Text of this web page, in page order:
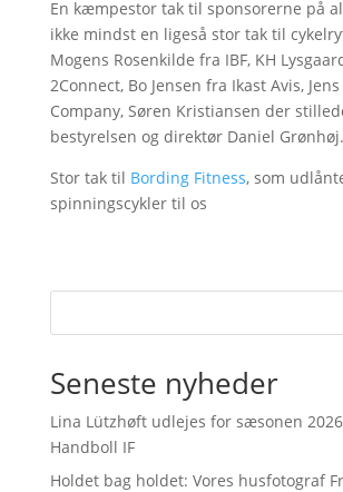
En kæmpestor tak til sponsorerne på
ikke mindst en ligeså stor tak til
Mogens Rosenkilde fra IBF, KH
2Connect, Bo Jensen fra Ikast Avis,
Company, Søren Kristiansen der
bestyrelsen og direktør Daniel Grønhøj.
Stor tak til Bording Fitness, som
spinningscykler til os
Seneste nyheder
Lina Lützhøft udlejes for sæsonen
Handboll IF
Holdet bag holdet: Vores husfotograf